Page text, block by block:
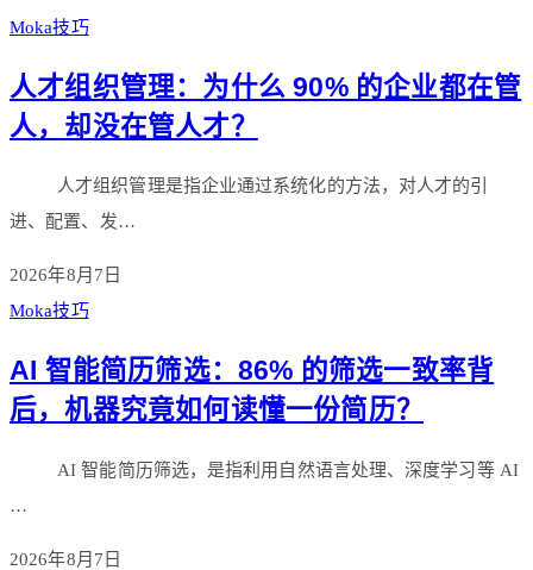
Moka技巧
人才组织管理：为什么 90% 的企业都在管
人，却没在管人才？
人才组织管理是指企业通过系统化的方法，对人才的引
进、配置、发…
2026年8月7日
Moka技巧
AI 智能简历筛选：86% 的筛选一致率背
后，机器究竟如何读懂一份简历？
AI 智能简历筛选，是指利用自然语言处理、深度学习等 AI
…
2026年8月7日